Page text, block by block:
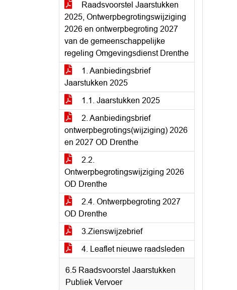
Raadsvoorstel Jaarstukken
2025, Ontwerpbegrotingswijziging
2026 en ontwerpbegroting 2027
van de gemeenschappelijke
regeling Omgevingsdienst Drenthe
1. Aanbiedingsbrief
Jaarstukken 2025
1.1. Jaarstukken 2025
2. Aanbiedingsbrief
ontwerpbegrotings(wijziging) 2026
en 2027 OD Drenthe
2.2.
Ontwerpbegrotingswijziging 2026
OD Drenthe
2.4. Ontwerpbegroting 2027
OD Drenthe
3.Zienswijzebrief
4. Leaflet nieuwe raadsleden
6.5 Raadsvoorstel Jaarstukken
Publiek Vervoer